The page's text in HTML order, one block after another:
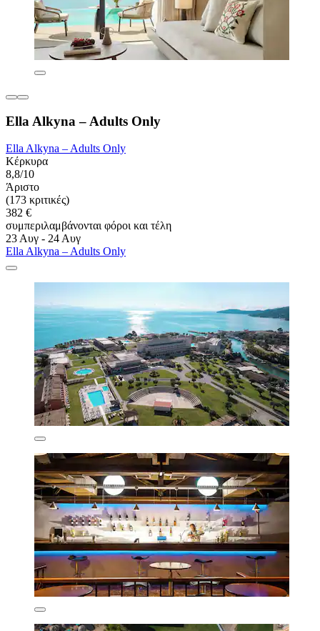
Ella Alkyna – Adults Only
Ella Alkyna – Adults Only
Κέρκυρα
8,8/10
Άριστο
(173 κριτικές)
382 €
συμπεριλαμβάνονται φόροι και τέλη
23 Αυγ - 24 Αυγ
Ella Alkyna – Adults Only